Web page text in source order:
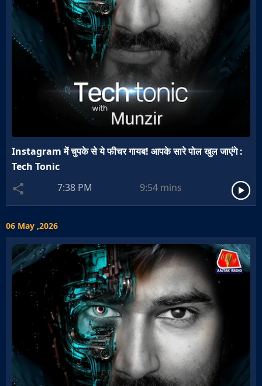
Instagram में चुपके से ये फीचर गायब! आपके सारे पोल खुल जाएंगे :
Tech Tonic
7:38 PM
9:54 mins
06 May ,2026